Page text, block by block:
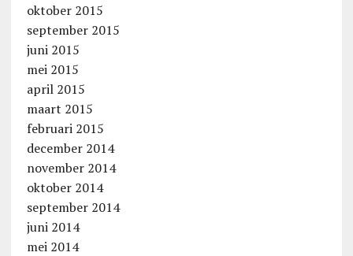
oktober 2015
september 2015
juni 2015
mei 2015
april 2015
maart 2015
februari 2015
december 2014
november 2014
oktober 2014
september 2014
juni 2014
mei 2014